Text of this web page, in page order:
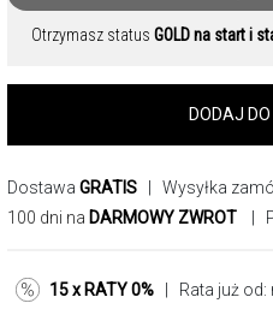
Otrzymasz status GOLD na start i
DODAJ
Dostawa GRATIS | Wysyłka
100 dni na DARMOWY ZWROT |
15 x RATY 0% | Rata już od: